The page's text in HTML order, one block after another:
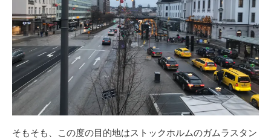
そもそも、この度の目的地はストックホルムのガムラスタン